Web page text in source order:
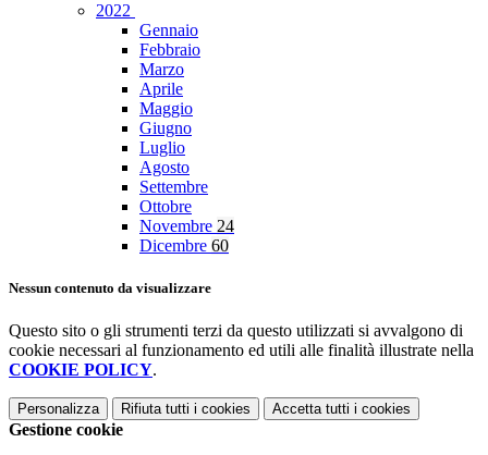
2022
Gennaio
Febbraio
Marzo
Aprile
Maggio
Giugno
Luglio
Agosto
Settembre
Ottobre
Novembre 24
Dicembre 60
Nessun contenuto da visualizzare
Questo sito o gli strumenti terzi da questo utilizzati si avvalgono di
cookie necessari al funzionamento ed utili alle finalità illustrate nella
COOKIE POLICY.
Personalizza Rifiuta tutti i cookies Accetta tutti i cookies
Gestione cookie